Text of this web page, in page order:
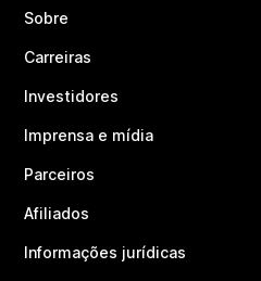
Sobre
Carreiras
Investidores
Imprensa e mídia
Parceiros
Afiliados
Informações jurídicas